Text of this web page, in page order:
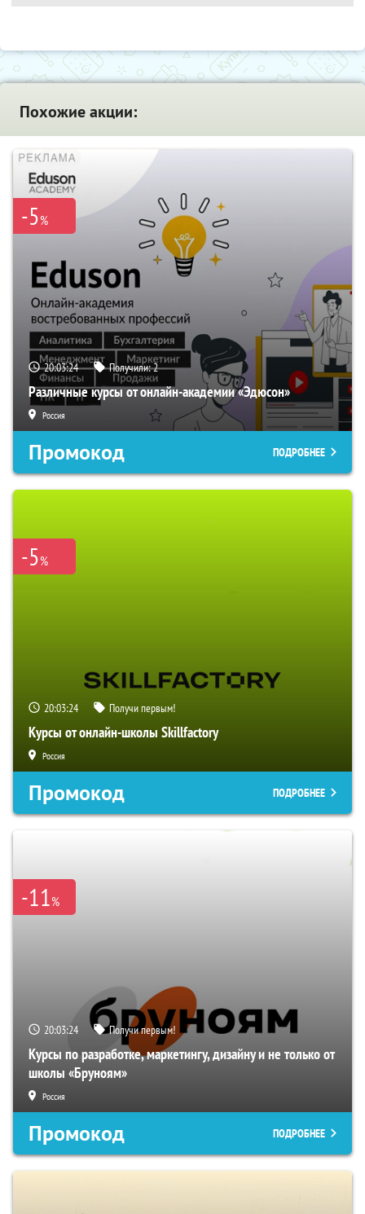
Похожие акции:
-5%
20:03:23 Получили:2
Различные курсы от онлайн-академии «Эдюсон»
Россия
Промокод ПОДРОБНЕЕ
-5%
20:03:23 Получи первым!
Курсы от онлайн-школы Skillfactory
Россия
Промокод ПОДРОБНЕЕ
-11%
20:03:23 Получи первым!
Курсы по разработке, маркетингу, дизайну и не только от
школы «Бруноям»
Россия
Промокод ПОДРОБНЕЕ